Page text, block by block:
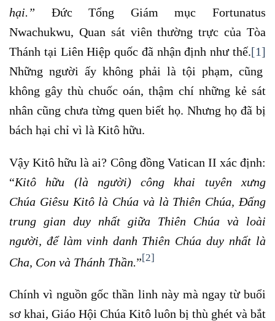
hại.” Đức Tổng Giám mục Fortunatus
Nwachukwu, Quan sát viên thường trực của Tòa
Thánh tại Liên Hiệp quốc đã nhận định như thế.[1]
Những người ấy không phải là tội phạm, cũng
không gây thù chuốc oán, thậm chí những kẻ sát
nhân cũng chưa từng quen biết họ. Nhưng họ đã bị
bách hại chỉ vì là Kitô hữu.
Vậy Kitô hữu là ai? Công đồng Vatican II xác định:
“Kitô hữu (là người) công khai tuyên xưng
Chúa Giêsu Kitô là Chúa và là Thiên Chúa, Đấng
trung gian duy nhất giữa Thiên Chúa và loài
người, để làm vinh danh Thiên Chúa duy nhất là
Cha, Con và Thánh Thần. ”[2]
Chính vì nguồn gốc thần linh này mà ngay từ buổi
sơ khai, Giáo Hội Chúa Kitô luôn bị thù ghét và bắt